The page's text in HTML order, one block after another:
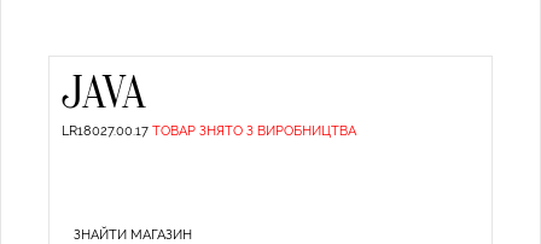
JAVA
LR18027.00.17 ТОВАР ЗНЯТО З ВИРОБНИЦТВА
ЗНАЙТИ МАГАЗИН